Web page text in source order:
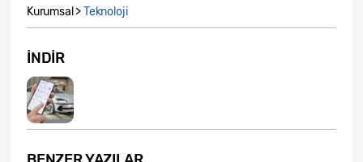
Kurumsal >Teknoloji
İNDIR